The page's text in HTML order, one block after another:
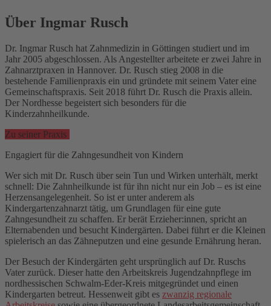
Über Ingmar Rusch
Dr. Ingmar Rusch hat Zahnmedizin in Göttingen studiert und im
Jahr 2005 abgeschlossen. Als Angestellter arbeitete er zwei Jahre in
Zahnarztpraxen in Hannover. Dr. Rusch stieg 2008 in die
bestehende Familienpraxis ein und gründete mit seinem Vater eine
Gemeinschaftspraxis. Seit 2018 führt Dr. Rusch die Praxis allein.
Der Nordhesse begeistert sich besonders für die
Kinderzahnheilkunde.
Zu seiner Praxis
Engagiert für die Zahngesundheit von Kindern
Wer sich mit Dr. Rusch über sein Tun und Wirken unterhält, merkt
schnell: Die Zahnheilkunde ist für ihn nicht nur ein Job – es ist eine
Herzensangelegenheit. So ist er unter anderem als
Kindergartenzahnarzt tätig, um Grundlagen für eine gute
Zahngesundheit zu schaffen. Er berät Erzieher:innen, spricht an
Elternabenden und besucht Kindergärten. Dabei führt er die Kleinen
spielerisch an das Zähneputzen und eine gesunde Ernährung heran.
Der Besuch der Kindergärten geht ursprünglich auf Dr. Ruschs
Vater zurück. Dieser hatte den Arbeitskreis Jugendzahnpflege im
nordhessischen Schwalm-Eder-Kreis mitgegründet und einen
Kindergarten betreut. Hessenweit gibt es zwanzig regionale